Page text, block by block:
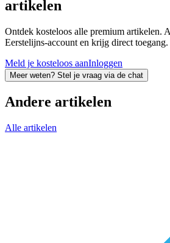
artikelen
Ontdek kosteloos alle premium artikelen.
Eerstelijns-account en krijg direct toegang.
Meld je kosteloos aanInloggen
Meer weten? Stel je vraag via de chat
Andere artikelen
Alle artikelen